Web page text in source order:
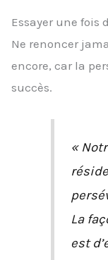
Essayer une fois
Ne renoncer
encore, car la
succès.
«
La
est